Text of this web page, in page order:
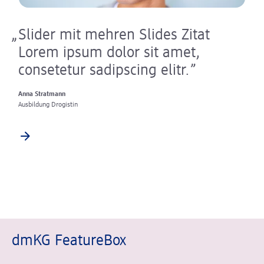
Slider mit mehren Slides Zitat
Lorem ipsum dolor sit amet,
consetetur sadipscing elitr.
Anna Stratmann
Ausbildung Drogistin
dmKG FeatureBox